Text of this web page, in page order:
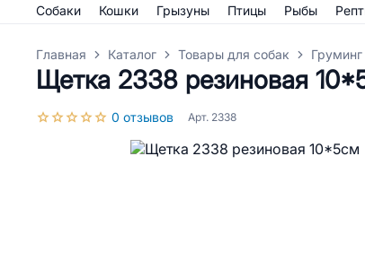
Собаки Кошки Грызуны Птицы Рыбы
Главная Каталог Товары для собак
Щетка 2338 резиновая
0 отзывов Арт. 2338